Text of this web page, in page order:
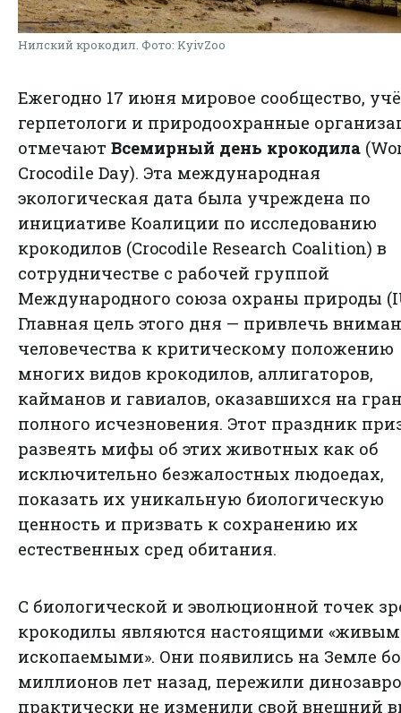
Нилский крокодил. Фото: KyivZoo
Ежегодно 17 июня мировое сообщество,
герпетологи и природоохранные
отмечают Всемирный день крокодила
Crocodile Day). Эта международная
экологическая дата была учреждена по
инициативе Коалиции по исследованию
крокодилов (Crocodile Research Coalition) в
сотрудничестве с рабочей группой
Международного союза охраны природы
Главная цель этого дня — привлечь
человечества к критическому положению
многих видов крокодилов, аллигаторов,
кайманов и гавиалов, оказавшихся на
полного исчезновения. Этот праздник
развеять мифы об этих животных как об
исключительно безжалостных людоедах,
показать их уникальную биологическую
ценность и призвать к сохранению их
естественных сред обитания.
С биологической и эволюционной точек
крокодилы являются настоящими
ископаемыми». Они появились на Земле
миллионов лет назад, пережили
практически не изменили свой внешний